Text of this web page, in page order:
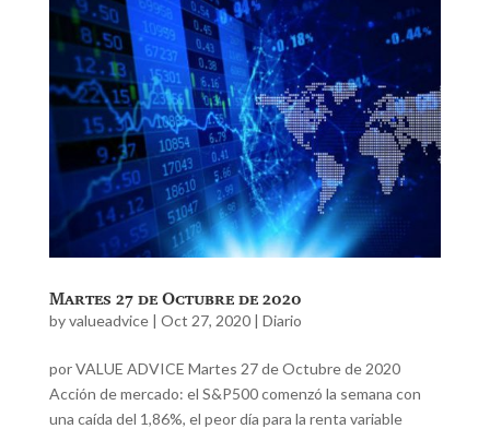
Martes 27 de Octubre de 2020
byvalueadvice| Oct 27, 2020| Diario
por VALUE ADVICE Martes 27 de Octubre de 2020
Acción de mercado: el S&P500 comenzó la semana con
una caída del 1,86%, el peor día para la renta variable